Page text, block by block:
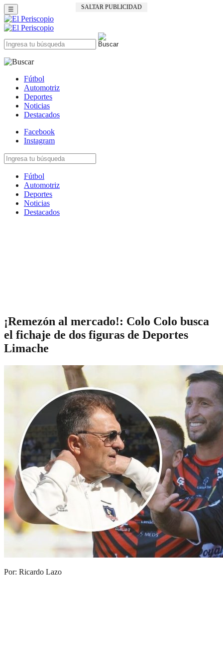
SALTAR PUBLICIDAD
☰
Fútbol
Automotriz
Deportes
Noticias
Destacados
Facebook
Instagram
Fútbol
Automotriz
Deportes
Noticias
Destacados
¡Remezón al mercado!: Colo Colo busca
el fichaje de dos figuras de Deportes
Limache
Por: Ricardo Lazo